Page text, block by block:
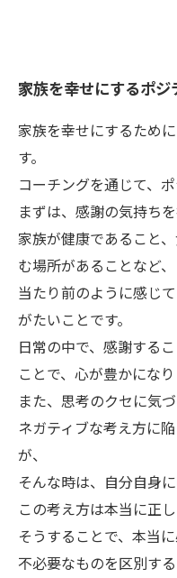
家族を幸せにするポ
家族を幸せにするため
す。
コーチングを通じて、
まずは、感謝の気持ち
家族が健康であること
む場所があることなど、
当たり前のように感じ
がたいことです。
日常の中で、感謝する
ことで、心が豊かになり
また、思考のクセに気
ネガティブな考え方に
が、
そんな時は、自分自身
この考え方は本当に正し
そうすることで、本当
不必要なものを区別する